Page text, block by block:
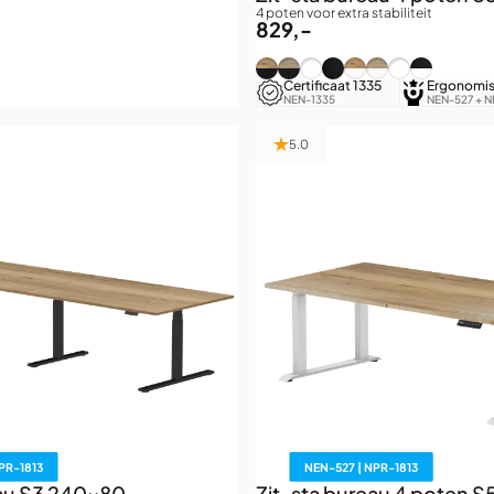
4 poten voor extra stabiliteit
829,-
Zwart (RAL9005) /
Zwart (RAL9005) / Grijs
Zwart (RAL9005) / Puur
Zwart (RAL9005) /
Wit (RAL9016) /
Wit (RAL9016) /
WitWit
Certificaat 1335
NEN-1335 NEN-527 +
1813 NEN-527 | NPR-1813
5.0